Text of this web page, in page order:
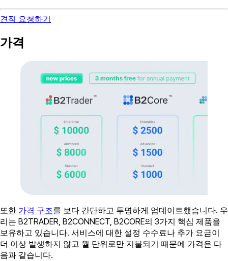
견적 요청하기
가격
또한 가격 구조를 보다 간단하고 투명하게 업데이트했습니다. 우
리는 B2TRADER, B2CONNECT, B2CORE의 3가지 핵심 제품을
보유하고 있습니다. 서비스에 대한 설정 수수료나 추가 요금이
더 이상 발생하지 않고 월 단위로만 지불되기 때문에 가격은 다
음과 같습니다.